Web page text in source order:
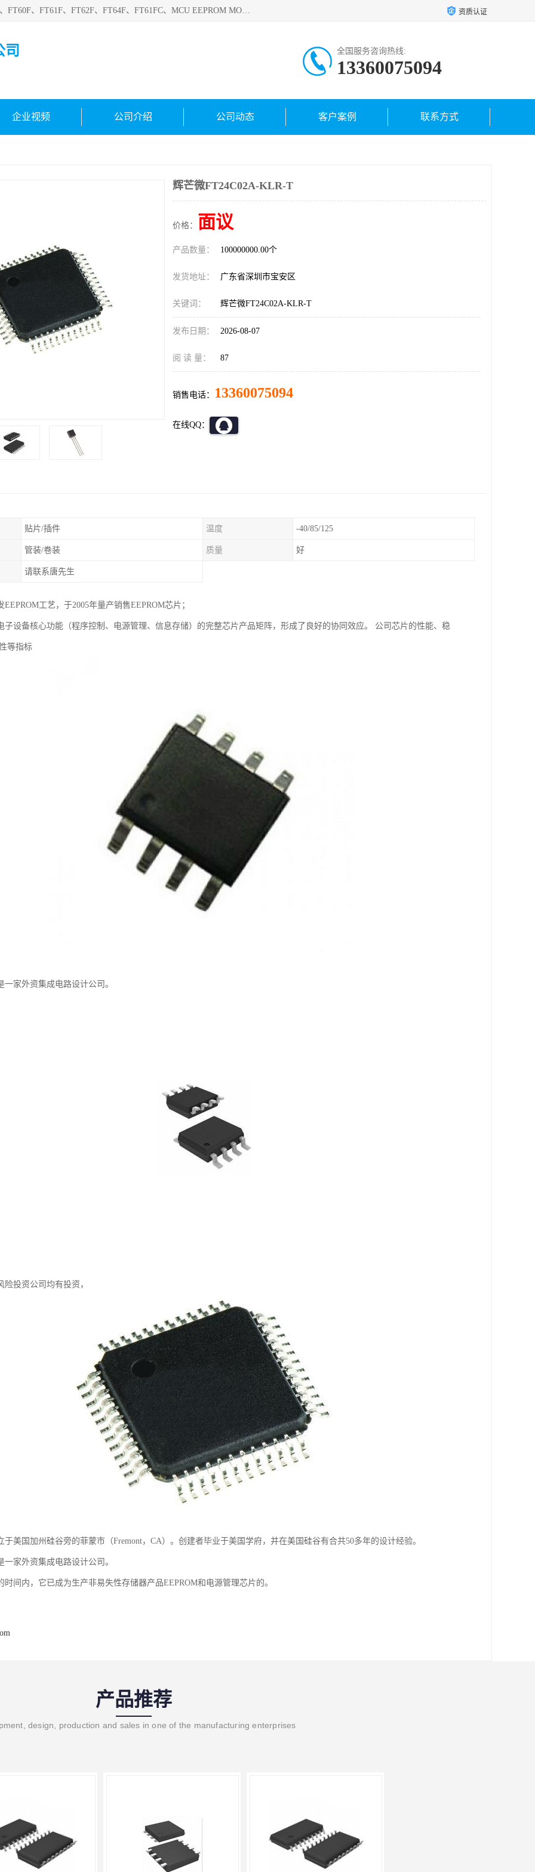
深圳悟芯电子科技有限公司目前主营的电子元器件型号FT32F、FT60F、FT61F、FT62F、FT64F、FT61FC、MCU EEPROM MOS LDO 稳压管 触摸IC DC-DC AC-DC 协议IC等，广泛应用于LED射灯、LED日光灯、等诸多领域。 资质认证
司 全国服务咨询热线:
13360075094
企业视频 公司介绍 公司动态 客户案例 联系方式
辉芒微FT24C02A-KLR-T
价格： 面议
产品数量： 100000000.00个
发货地址： 广东省深圳市宝安区
关键词： 辉芒微FT24C02A-KLR-T
发布日期： 2026-08-07
阅 读 量： 87
销售电话： 13360075094
在线QQ：
贴片/插件 温度 -40/85/125
管装/卷装 质量 好
请联系唐先生
EEPROM工艺，于2005年量产销售EEPROM芯片；
子设备核心功能（程序控制、电源管理、信息存储）的完整芯片产品矩阵，形成了良好的协同效应。 公司芯片的性能、稳
等指标
一家外资集成电路设计公司。
险投资公司均有投资，
于美国加州硅谷旁的菲蒙市（Fremont，CA）。创建者毕业于美国学府，并在美国硅谷有合共50多年的设计经验。
一家外资集成电路设计公司。
时间内，它已成为生产非易失性存储器产品EEPROM和电源管理芯片的。
产品推荐
design, production and sales in one of the manufacturing enterprises